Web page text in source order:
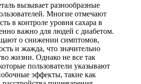
вызывает разнообразные
Многие отмечают
в контроле уровня сахара в
важно для людей с диабетом.
о снижении симптомов,
и жажда, что значительно
жизни. Однако не все так
пользователи указывают
эффекты, такие как